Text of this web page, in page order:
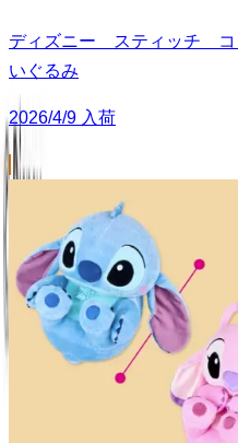
ディズニー スティッチ コ
いぐるみ
2026/4/9 入荷